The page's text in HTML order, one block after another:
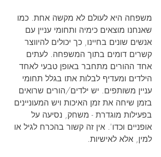
משפחה היא לעולם לא מקשה אחת. כמו
שאנחנו מוצאים כימיה ותחומי עניין עם
אנשים שונים בחיינו, כך יכולים להיווצר
קשרים דומים בתוך המשפחה. לעתים
אחד ההורים מתחבר באופן טבעי לאחד
הילדים ומעדיף לבלות אתו בגלל תחומי
עניין משותפים. יש ילדים/הורים שרואים
בזמן שיחה את זמן האיכות ויש המעוניינים
בפעילות מוגדרת - משחק, נסיעה על
אופניים וכדו'. אין זה קשור בהכרח לגיל או
למין, אלא לאישיות.